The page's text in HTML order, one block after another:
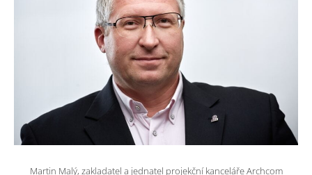
Martin Malý, zakladatel a jednatel projekční kanceláře Archcom